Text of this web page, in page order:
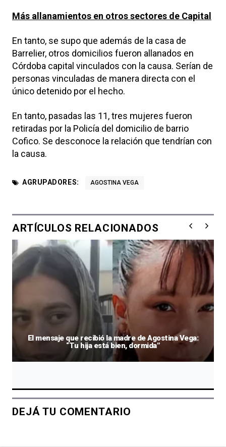
Más allanamientos en otros sectores de Capital
En tanto, se supo que además de la casa de
Barrelier, otros domicilios fueron allanados en
Córdoba capital vinculados con la causa. Serían de
personas vinculadas de manera directa con el
único detenido por el hecho.
En tanto, pasadas las 11, tres mujeres fueron
retiradas por la Policía del domicilio de barrio
Cofico. Se desconoce la relación que tendrían con
la causa.
AGRUPADORES: AGOSTINA VEGA
ARTÍCULOS RELACIONADOS
El mensaje que recibió la madre de Agostina Vega:
“Tu hija está bien, dormida”
DEJÁ TU COMENTARIO